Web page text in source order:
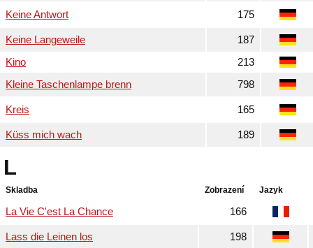
Keine Antwort 175
Keine Langeweile
187
Kino
213
Kleine Taschenlampe brenn
798
Kreis 165
Küss mich wach 189
L
Skladba Zobrazení Jazyk
La Vie C'est La Chance 166
Lass die Leinen los 198